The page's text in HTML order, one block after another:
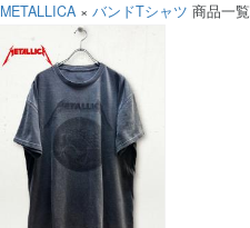
METALLICA × バンドTシャツ 商品一覧